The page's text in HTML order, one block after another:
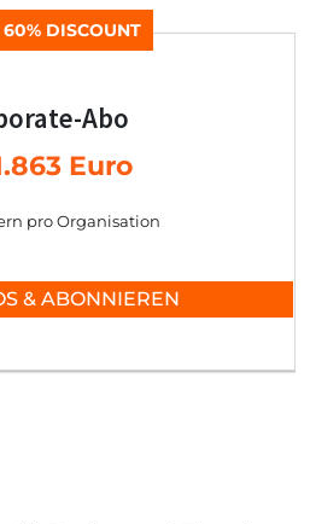
DISCOUNT
Abo
Euro
pro Organisation
& ABONNIEREN